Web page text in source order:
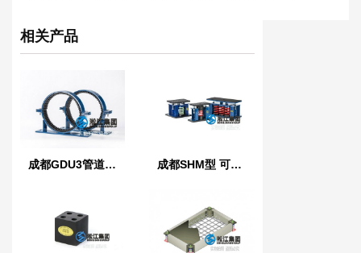
相关产品
成都GDU3管道管夹橡胶减震器 成都SHM型 可调式弹簧减振器